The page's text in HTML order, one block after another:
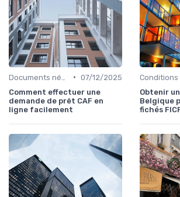
• 07/12/2025
Comment effectuer une
demande de prêt CAF en
ligne facilement
Obtenir
Belgique
fichés